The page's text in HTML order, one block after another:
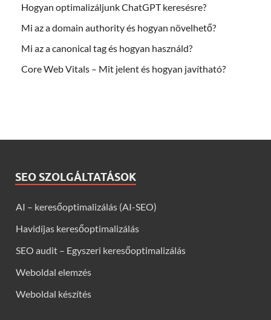
Hogyan optimalizáljunk ChatGPT keresésre?
Mi az a domain authority és hogyan növelhető?
Mi az a canonical tag és hogyan használd?
Core Web Vitals – Mit jelent és hogyan javítható?
SEO SZOLGÁLTATÁSOK
AI – keresőoptimalizálás (AI-SEO)
Havidíjas keresőoptimalizálás
SEO audit – Egyszeri keresőoptimalizálás
Weboldal elemzés
Weboldal készítés